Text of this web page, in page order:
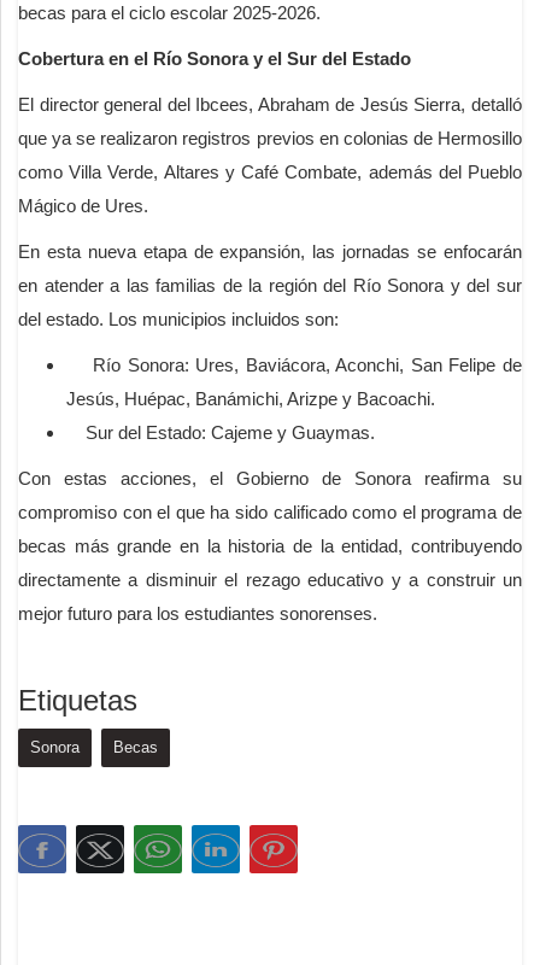
becas para el ciclo escolar 2025-2026.
Cobertura en el Río Sonora y el Sur del Estado
El director general del Ibcees, Abraham de Jesús Sierra, detalló
que ya se realizaron registros previos en colonias de Hermosillo
como Villa Verde, Altares y Café Combate, además del Pueblo
Mágico de Ures.
En esta nueva etapa de expansión, las jornadas se enfocarán
en atender a las familias de la región del Río Sonora y del sur
del estado. Los municipios incluidos son:
Río Sonora: Ures, Baviácora, Aconchi, San Felipe de
Jesús, Huépac, Banámichi, Arizpe y Bacoachi.
Sur del Estado: Cajeme y Guaymas.
Con estas acciones, el Gobierno de Sonora reafirma su
compromiso con el que ha sido calificado como el programa de
becas más grande en la historia de la entidad, contribuyendo
directamente a disminuir el rezago educativo y a construir un
mejor futuro para los estudiantes sonorenses.
Etiquetas
Sonora Becas